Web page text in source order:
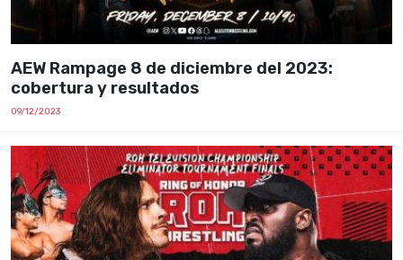
AEW Rampage 8 de diciembre del 2023:
cobertura y resultados
09/12/2023